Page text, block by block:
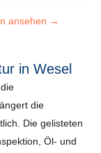
ansehen →
in Wesel
die
Die gelisteten
Öl- und